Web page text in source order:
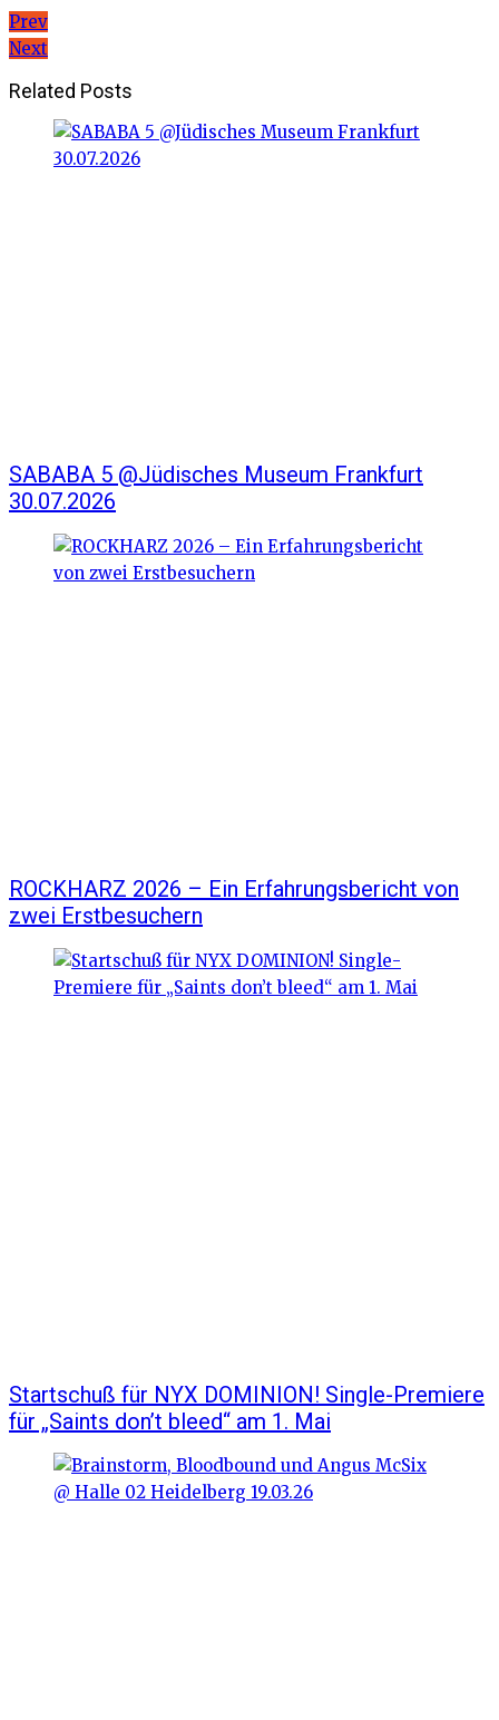
Beitragsnavigation
Prev
Next
Related Posts
SABABA 5 @Jüdisches Museum Frankfurt
30.07.2026
ROCKHARZ 2026 – Ein Erfahrungsbericht von
zwei Erstbesuchern
Startschuß für NYX DOMINION! Single-Premiere
für „Saints don’t bleed“ am 1. Mai